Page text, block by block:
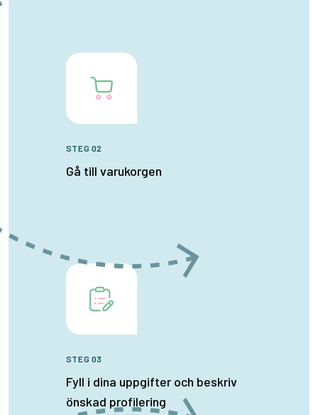
STEG 02
Gå till varukorgen
STEG 03
Fyll i dina uppgifter och beskriv
önskad profilering